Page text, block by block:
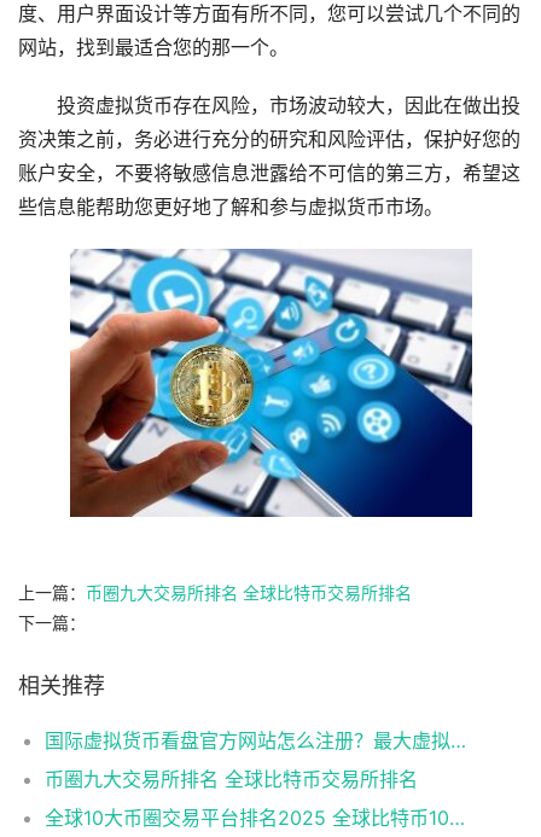
度、用户界面设计等方面有所不同，您可以尝试几个不同的
网站，找到最适合您的那一个。
投资虚拟货币存在风险，市场波动较大，因此在做出投
资决策之前，务必进行充分的研究和风险评估，保护好您的
账户安全，不要将敏感信息泄露给不可信的第三方，希望这
些信息能帮助您更好地了解和参与虚拟货币市场。
上一篇： 币圈九大交易所排名 全球比特币交易所排名
下一篇：
相关推荐
国际虚拟货币看盘官方网站怎么注册？最大虚拟货币看盘官方网站排名
币圈九大交易所排名 全球比特币交易所排名
全球10大币圈交易平台排名2025 全球比特币10大交易平台